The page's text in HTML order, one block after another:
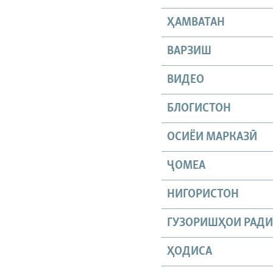
ҲАМВАТАН
ВАРЗИШ
ВИДЕО
БЛОГИСТОН
ОСИЁИ МАРКАЗӢ
ҶОМEА
НИГОРИСТОН
ГУЗОРИШҲОИ
ҲОДИСА